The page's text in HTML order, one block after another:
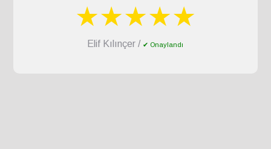
★★★★★
Elif Kılınçer / ✔ Onaylandı